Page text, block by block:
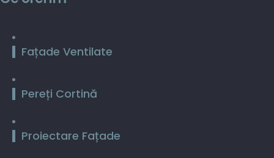
Fațade Ventilate
Pereți Cortină
Proiectare Fațade